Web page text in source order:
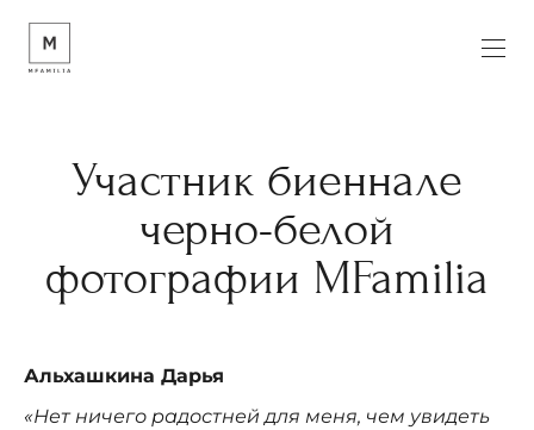
Участник биеннале
черно-белой
фотографии MFamilia
Альхашкина Дарья
«Нет ничего радостней для меня, чем увидеть